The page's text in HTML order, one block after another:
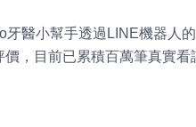
醫小幫手透過LINE機器人
，目前已累積百萬筆真實